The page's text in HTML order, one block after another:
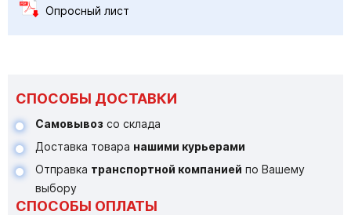
Опросный лист
СПОСОБЫ ДОСТАВКИ
Самовывоз со склада
Доставка товара нашими курьерами
Отправка транспортной компанией по Вашему
выбору
СПОСОБЫ ОПЛАТЫ